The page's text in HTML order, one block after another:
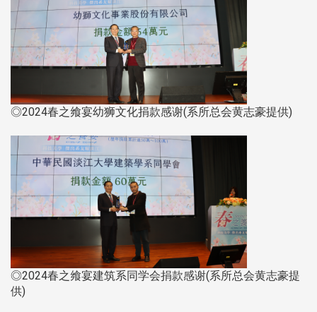
◎2024春之飨宴幼狮文化捐款感谢(系所总会黄志豪提供)
◎2024春之飨宴建筑系同学会捐款感谢(系所总会黄志豪提
供)